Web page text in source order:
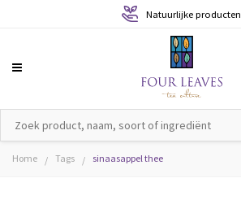
Natuurlijke producten
Home / Tags / sinaasappel thee